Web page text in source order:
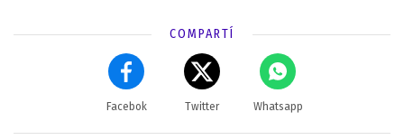
COMPARTÍ
Facebok Twitter Whatsapp